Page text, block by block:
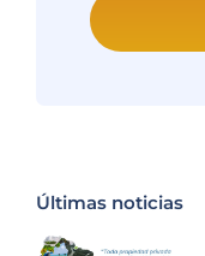
Últimas noticias